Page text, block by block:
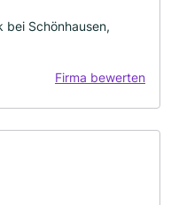
bei Schönhausen,
Firma bewerten